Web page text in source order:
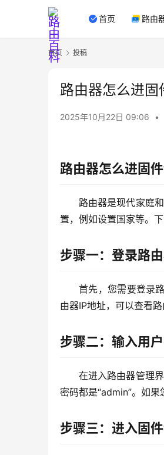
首页 路由
首页 投稿
路由器怎么进
2025年10月22日 09:06 •
路由器怎么进固
路由器是现代家庭
置，例如设置国家等。
步骤一：登录路
首先，您需要登录
由器IP地址，可以查看
步骤二：输入用
在进入路由器管理
密码都是“admin”。如
步骤三：进入固